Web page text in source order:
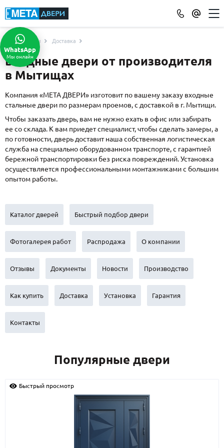
КАТАЛОГ ДВЕРЕЙ
ПО ОТДЕЛКЕ
МДФ(865)
Порошковое напыление
Ламинат(21)
Массив(52)
МДФ наборный(58)
МДФ шпон
С зеркалом(13)
С выдавленным рисунком(35)
С геометрическим рисунком(46)
С реечным дизайном(29)
ПО ОСОБЕННОСТЯМ
ПО КОНСТРУКЦИИ
Двери со скидкой
ДВЕРИ С ТЕРМОРАЗРЫВОМ
ГАЛЕРЕЯ
Услуги Доставка
Входные двери от производителя
в Мытищах
Компания «МЕТА ДВЕРИ» изготовит по вашему заказу входные
стальные двери по размерам проемов, с доставкой в г. Мытищи.
Чтобы заказать дверь, вам не нужно ехать в офис или забирать
ее со склада. К вам приедет специалист, чтобы сделать замеры, а
по готовности, дверь доставит наша собственная логистическая
служба на специально оборудованном транспорте, с гарантией
бережной транспортировки без риска повреждений. Установка
осуществляется профессиональными монтажниками с большим
опытом работы.
Каталог дверей Быстрый подбор двери
Фотогалерея работ Распродажа О компании
Отзывы Документы Новости Производство
Как купить Доставка Установка Гарантия
Контакты
Популярные двери
Быстрый просмотр
WhatsApp
Мы онлайн